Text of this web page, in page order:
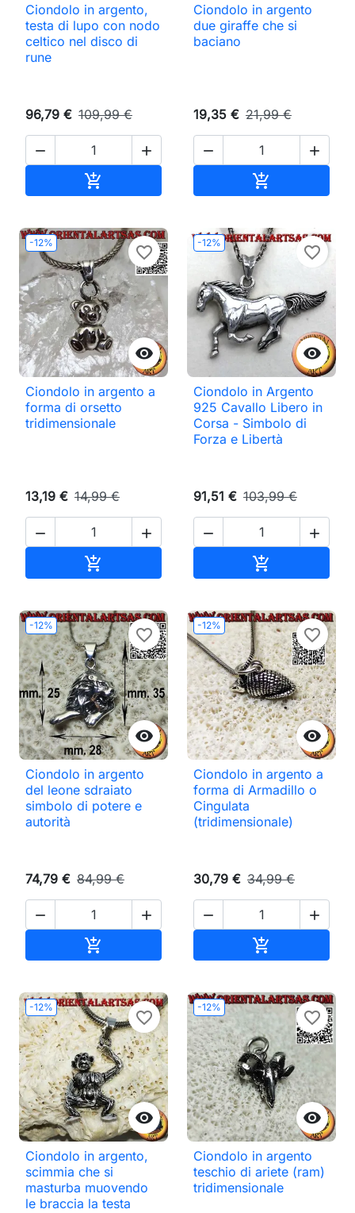
Ciondolo in argento,
testa di lupo con nodo
celtico nel disco di
rune
96,79 € 109,99 €
 

Ciondolo in argento
due giraffe che si
baciano
19,35 € 21,99 €
 

-12%

favorite_border
Ciondolo in argento a
forma di orsetto
tridimensionale
13,19 € 14,99 €
 

-12%

favorite_border
Ciondolo in Argento
925 Cavallo Libero in
Corsa - Simbolo di
Forza e Libertà
91,51 € 103,99 €
 

-12%

favorite_border
Ciondolo in argento
del leone sdraiato
simbolo di potere e
autorità
74,79 € 84,99 €
 

-12%

favorite_border
Ciondolo in argento a
forma di Armadillo o
Cingulata
(tridimensionale)
30,79 € 34,99 €
 

-12%

favorite_border
Ciondolo in argento,
scimmia che si
masturba muovendo
le braccia la testa
-12%

favorite_border
Ciondolo in argento
teschio di ariete (ram)
tridimensionale